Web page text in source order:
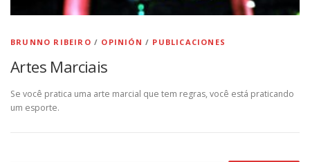
BRUNNO RIBEIRO / OPINIÓN / PUBLICACIONES
Artes Marciais
Se você pratica uma arte marcial que tem regras, você está praticando
um esporte.